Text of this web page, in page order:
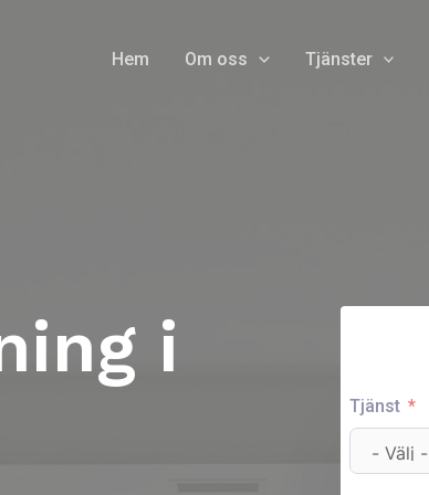
Hem Om oss Tjänster
i
Tjänst